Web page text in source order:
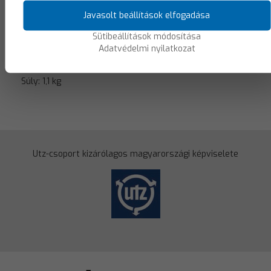
Belméret: 341x261x225 mm
Súly: 1,1 kg
Utz-csoport kizárólagos magyarországi képviselete
Javasolt beállítások elfogadása
Sütibeállítások módosítása
Adatvédelmi nyilatkozat